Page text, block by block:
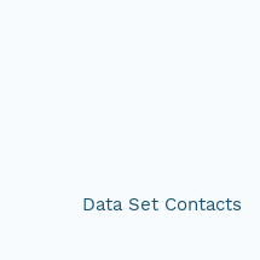
Data Set Contacts